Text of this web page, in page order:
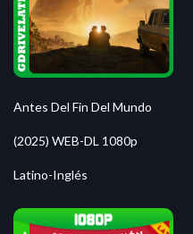
Antes Del Fin Del Mundo
(2025) WEB-DL 1080p
Latino-Inglés